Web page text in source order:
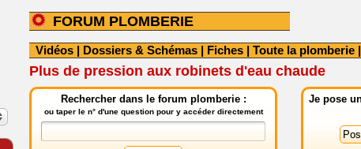
FORUM PLOMBERIE
Vidéos | Dossiers & Schémas | Fiches | Toute la plomberie |
Plus de pression aux robinets d'eau chaude
Rechercher dans le forum plomberie :
ou taper le n° d'une question pour y accéder directement
Je pose